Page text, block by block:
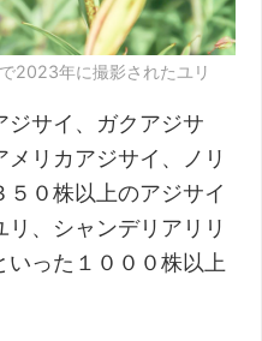
2023年に撮影されたユリ
ジサイ、ガクアジサ
リカアジサイ、ノリ
０株以上のアジサイ
、シャンデリアリリ
った１０００株以上